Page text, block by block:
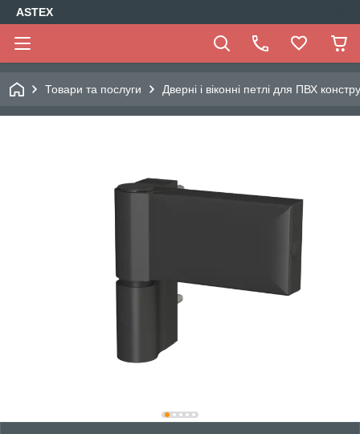
ASTEX
Товари та послуги Дверні і віконні петлі для ПВХ